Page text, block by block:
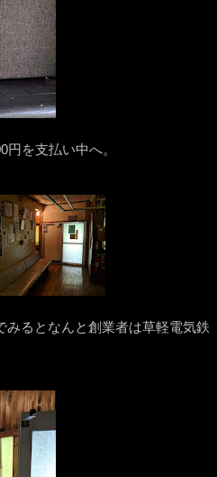
を支払い中へ。
るとなんと創業者は草軽電気鉄